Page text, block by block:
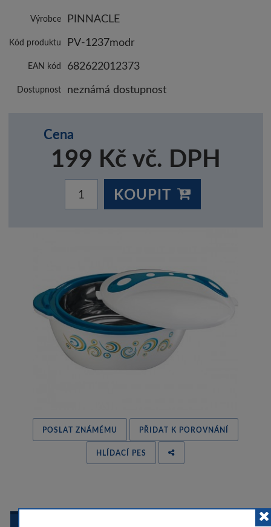
Výrobce PINNACLE
Kód produktu PV-1237modr
EAN kód 682622012373
Dostupnost neznámá dostupnost
Cena
199 Kč vč. DPH
KOUPIT
POSLAT ZNÁMÉMU PŘIDAT K POROVNÁNÍ
HLÍDACÍ PES